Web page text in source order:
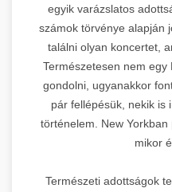
egyik varázslatos
számok törvénye alapján
találni olyan koncertet,
Természetesen nem
gondolni, ugyanakkor
pár fellépésük, nekik is
történelem. New
mikor
Természeti adottságok